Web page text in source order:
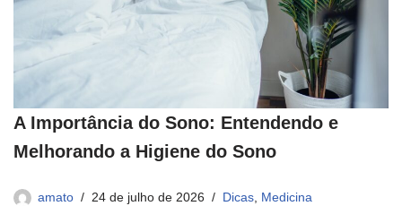
A Importância do Sono: Entendendo e
Melhorando a Higiene do Sono
amato 24 de julho de 2026 Dicas, Medicina